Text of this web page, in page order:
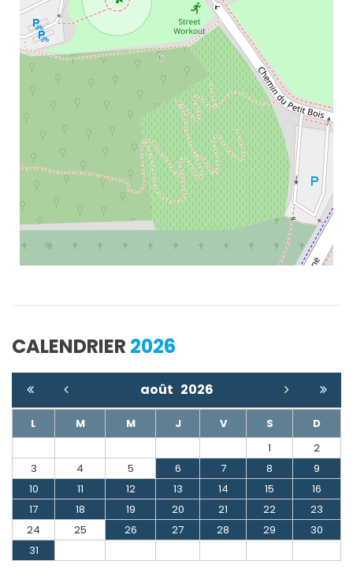
CALENDRIER 2026
août 2026
L M M J V S
D
1
2
3
4 5 6 7 8
9
10
11 12 13 14 15
16
17
18 19 20 21 22
23
24
25 26 27 28 29
30
31